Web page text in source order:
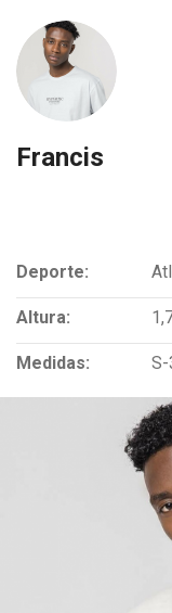
Francis
Deporte:
Altura:
Medidas: